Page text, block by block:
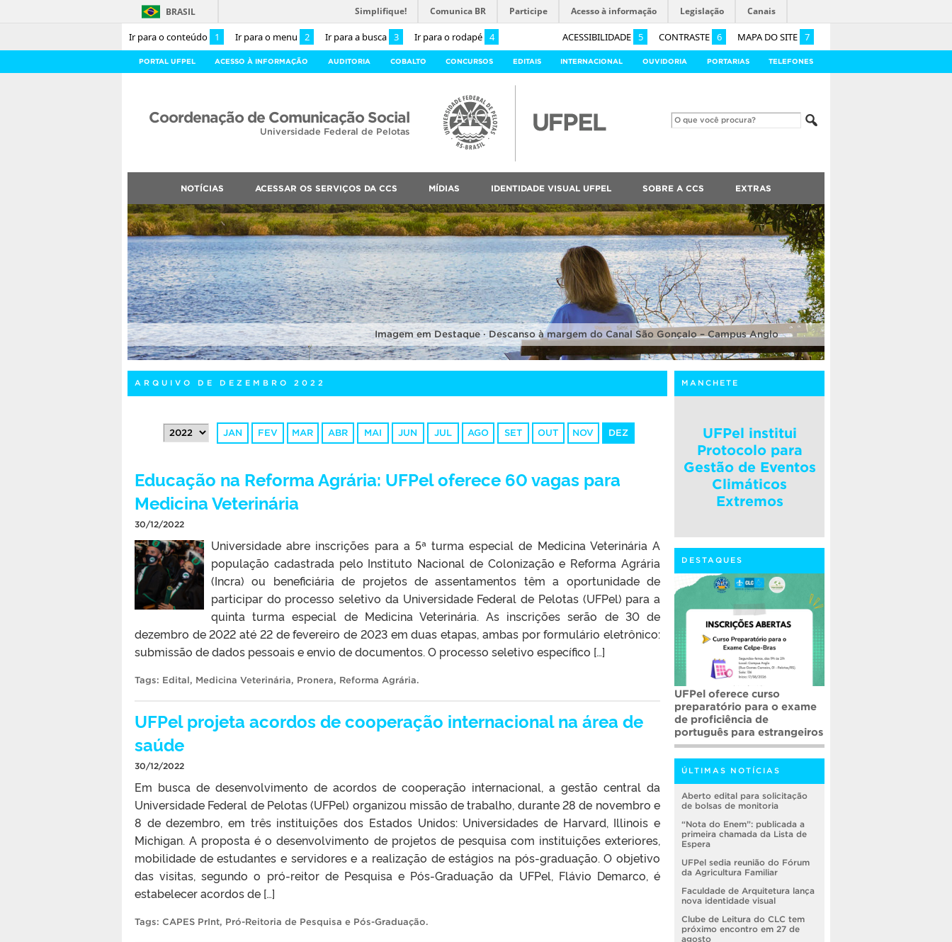
Ir para o conteúdo 1 Ir para o menu 2 Ir para a busca 3 Ir para o rodapé 4 ACESSIBILIDADE 5 CONTRASTE 6 MAPA DO SITE 7
BRASIL Simplifique! Comunica BR Participe Acesso à informação Legislação Canais
PORTAL UFPEL ACESSO À INFORMAÇÃO AUDITORIA COBALTO CONCURSOS EDITAIS INTERNACIONAL OUVIDORIA PORTARIAS TELEFONES
Coordenação de Comunicação Social
Universidade Federal de Pelotas
NOTÍCIAS ACESSAR OS SERVIÇOS DA CCS MÍDIAS IDENTIDADE VISUAL UFPEL SOBRE A CCS EXTRAS
Imagem em Destaque · Descanso à margem do Canal São Gonçalo – Campus Anglo
ARQUIVO DE DEZEMBRO 2022
JAN FEV MAR ABR MAI JUN JUL AGO SET OUT NOV DEZ
Educação na Reforma Agrária: UFPel oferece 60 vagas para
Medicina Veterinária
30/12/2022
Universidade abre inscrições para a 5ª turma especial de Medicina Veterinária A
população cadastrada pelo Instituto Nacional de Colonização e Reforma Agrária
(Incra) ou beneficiária de projetos de assentamentos têm a oportunidade de
participar do processo seletivo da Universidade Federal de Pelotas (UFPel) para a
quinta turma especial de Medicina Veterinária. As inscrições serão de 30 de
dezembro de 2022 até 22 de fevereiro de 2023 em duas etapas, ambas por formulário eletrônico:
submissão de dados pessoais e envio de documentos. O processo seletivo específico […]
Tags: Edital, Medicina Veterinária, Pronera, Reforma Agrária.
UFPel projeta acordos de cooperação internacional na área de
saúde
30/12/2022
Em busca de desenvolvimento de acordos de cooperação internacional, a gestão central da
Universidade Federal de Pelotas (UFPel) organizou missão de trabalho, durante 28 de novembro e
8 de dezembro, em três instituições dos Estados Unidos: Universidades de Harvard, Illinois e
Michigan. A proposta é o desenvolvimento de projetos de pesquisa com instituições exteriores,
mobilidade de estudantes e servidores e a realização de estágios na pós-graduação. O objetivo
das visitas, segundo o pró-reitor de Pesquisa e Pós-Graduação da UFPel, Flávio Demarco, é
estabelecer acordos de […]
Tags: CAPES PrInt, Pró-Reitoria de Pesquisa e Pós-Graduação.
MANCHETE
UFPel institui
Protocolo para
Gestão de Eventos
Climáticos
Extremos
DESTAQUES
UFPel oferece curso
preparatório para o exame
de proficiência de
português para estrangeiros
ÚLTIMAS NOTÍCIAS
Aberto edital para solicitação
de bolsas de monitoria
“Nota do Enem”: publicada a
primeira chamada da Lista de
Espera
UFPel sedia reunião do Fórum
da Agricultura Familiar
Faculdade de Arquitetura lança
nova identidade visual
Clube de Leitura do CLC tem
próximo encontro em 27 de
agosto